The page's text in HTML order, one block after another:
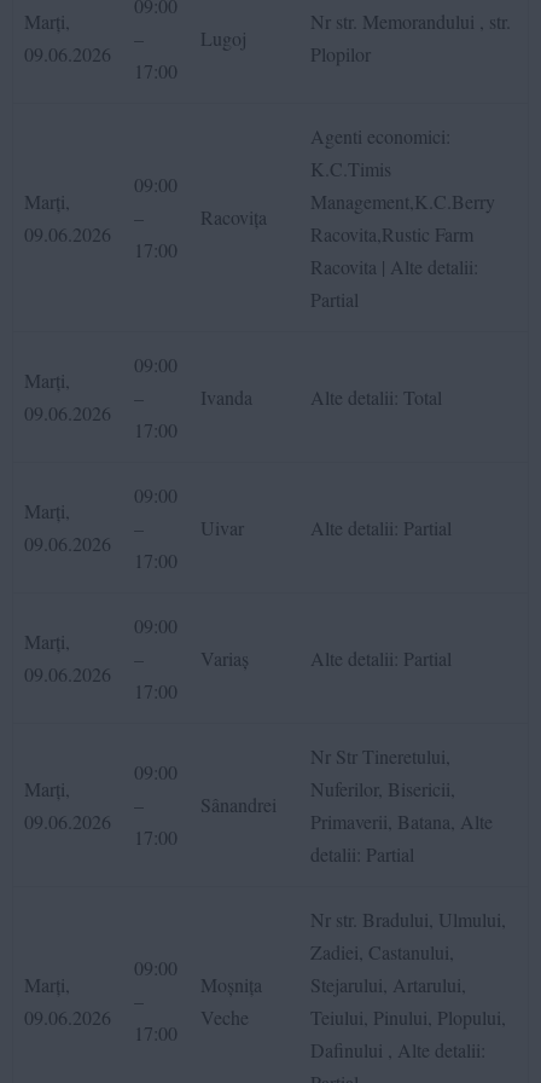
Marți,
09.06.2026
09:00
–
17:00
Lugoj
Nr str. Memorandului , str.
Plopilor
Marți,
09.06.2026
09:00
–
17:00
Racovița
Agenti economici:
K.C.Timis
Management,K.C.Berry
Racovita,Rustic Farm
Racovita | Alte detalii:
Partial
Marți,
09.06.2026
09:00
–
17:00
Ivanda Alte detalii: Total
Marți,
09.06.2026
09:00
–
17:00
Uivar Alte detalii: Partial
Marți,
09.06.2026
09:00
–
17:00
Variaș Alte detalii: Partial
Marți,
09.06.2026
09:00
–
17:00
Sânandrei
Nr Str Tineretului,
Nuferilor, Bisericii,
Primaverii, Batana, Alte
detalii: Partial
Marți,
09.06.2026
09:00
–
17:00
Moșnița
Veche
Nr str. Bradului, Ulmului,
Zadiei, Castanului,
Stejarului, Artarului,
Teiului, Pinului, Plopului,
Dafinului , Alte detalii: